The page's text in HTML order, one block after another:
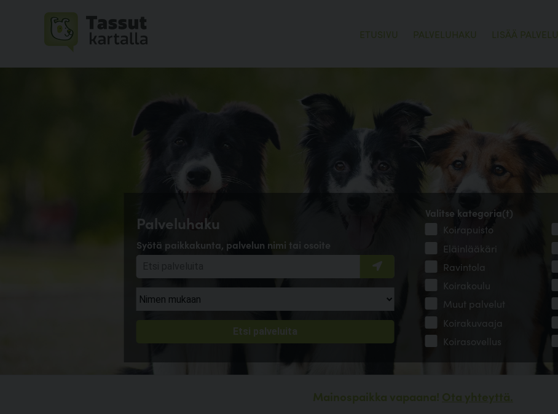
ETUSIVU PALVELUHAKU LISÄÄ PALVELU
Palveluhaku
Syötä paikkakunta, palvelun nimi tai osoite
Valitse kategoria(t)
Koirapuisto
Eläinlääkäri
Ravintola
Koirakoulu
Muut palvelut
Koirakuvaaja
Koirasovellus
Mainospaikka vapaana! Ota yhteyttä.